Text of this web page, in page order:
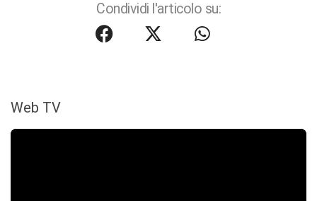
Condividi l'articolo su:
Web TV